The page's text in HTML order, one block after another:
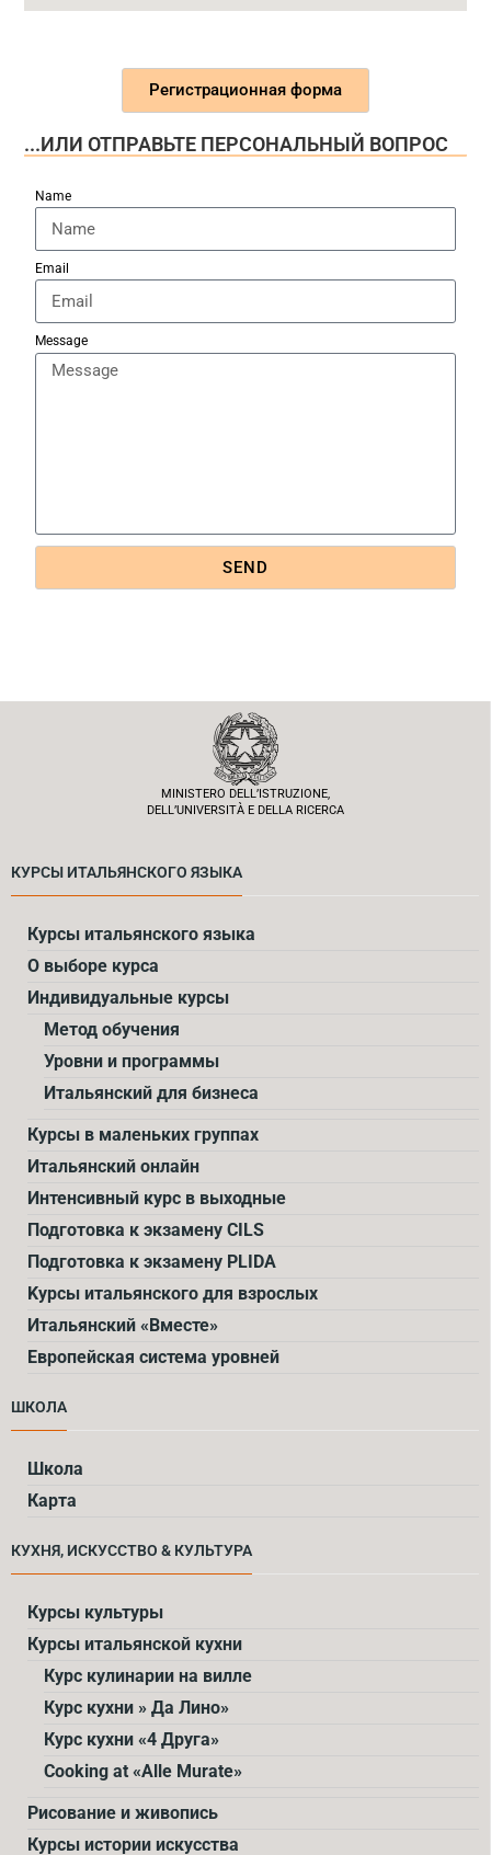
MINISTERO DELL’ISTRUZIONE,
DELL’UNIVERSITÀ E DELLA RICERCA
КУРСЫ ИТАЛЬЯНСКОГО ЯЗЫКА
Курсы итальянского языка
О выборе курса
Индивидуальные курсы
Метод обучения
Уровни и программы
Итальянский для бизнеса
Курсы в маленьких группах
Итальянский онлайн
Интенсивный курс в выходные
Подготовка к экзамену CILS
Подготовка к экзамену PLIDA
Kурсы итальянского для взрослых
Итальянский «Вместе»
Европейская система уровней
ШКОЛА
Школа
Карта
КУХНЯ, ИСКУССТВО & КУЛЬТУРА
Курсы культуры
Курсы итальянской кухни
Курс кулинарии на вилле
Курс кухни » Да Лино»
Курс кухни «4 Друга»
Cooking at «Alle Murate»
Рисование и живопись
Курсы истории искусства
Регистрационная форма
...ИЛИ ОТПРАВЬТЕ ПЕРСОНАЛЬНЫЙ ВОПРОС
Name
Email
Message
SEND